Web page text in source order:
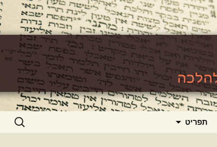
https://www.toralishma.org
האתר ללימוד סוגיות גמרא להלכה
תפריט חיפוש: